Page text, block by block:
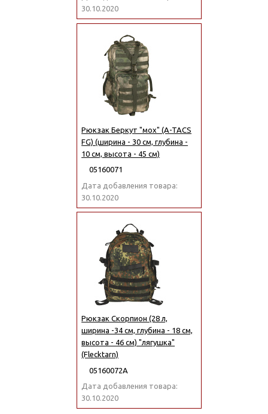
30.10.2020
Рюкзак Беркут "мох" (A-TACS
FG) (ширина - 30 см, глубина -
10 см, высота - 45 см)
05160071
Дата добавления товара:
30.10.2020
Рюкзак Скорпион (28 л,
ширина -34 см, глубина - 18 см,
высота - 46 см) "лягушка"
(Flecktarn)
05160072А
Дата добавления товара:
30.10.2020